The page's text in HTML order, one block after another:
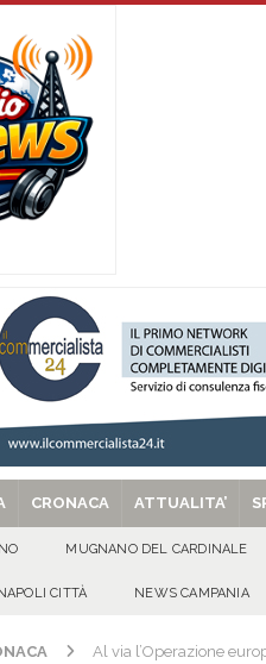
[ 07/08/2026 ] Mugnano del Cardinale, il
ATTUALITA'
[ 07/08/2026 ] Forza Italia apre la
sfide ATTUALITA'
[ 07/08/2026 ]
[ 07/08/2026 ] Montoro (AV): Ruba circa
[ 29/08/2025 ] SANT’Oggi. Venerdì 29
CRONACA ATTUALITA’
MUGNANO DEL CARDINALE
NAPOLI CITTÀ NEWS CAMPANIA
Al via l’Operazione